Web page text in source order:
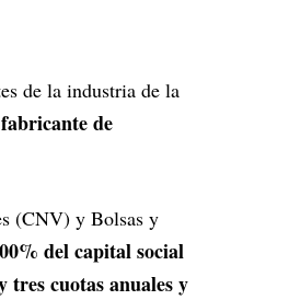
de la industria de la
de
(CNV) y Bolsas y
del capital social
tres cuotas anuales y